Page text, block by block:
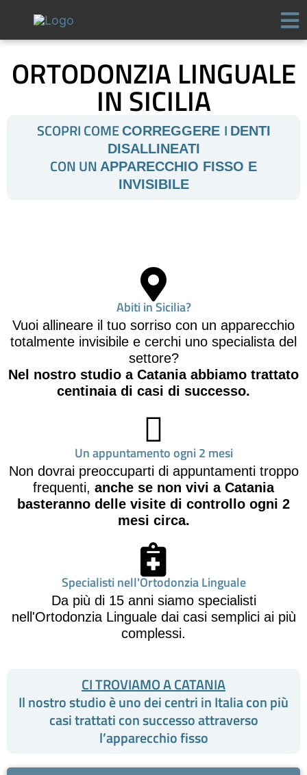
contenuto
ORTODONZIA LINGUALE
IN SICILIA
SCOPRI COMECORREGGERE I DENTI
DISALLINEATI
CON UN APPARECCHIO FISSO E
INVISIBILE
Abiti in Sicilia?
Vuoi allineare il tuo sorriso con un apparecchio
totalmente invisibile e cerchi uno specialista del
settore?
Nel nostro studio a Catania abbiamo trattato
centinaia di casi di successo.
Un appuntamento ogni 2 mesi
Non dovrai preoccuparti di appuntamenti troppo
frequenti, anche se non vivi a Catania
basteranno delle visite di controllo ogni 2
mesi circa.
Specialisti nell'Ortodonzia Linguale
Da più di 15 anni siamo specialisti
nell'Ortodonzia Linguale dai casi semplici ai più
complessi.
CI TROVIAMO A CATANIA
Il nostro studio è uno dei centri in Italia con più
casi trattati con successo attraverso
l’apparecchio fisso